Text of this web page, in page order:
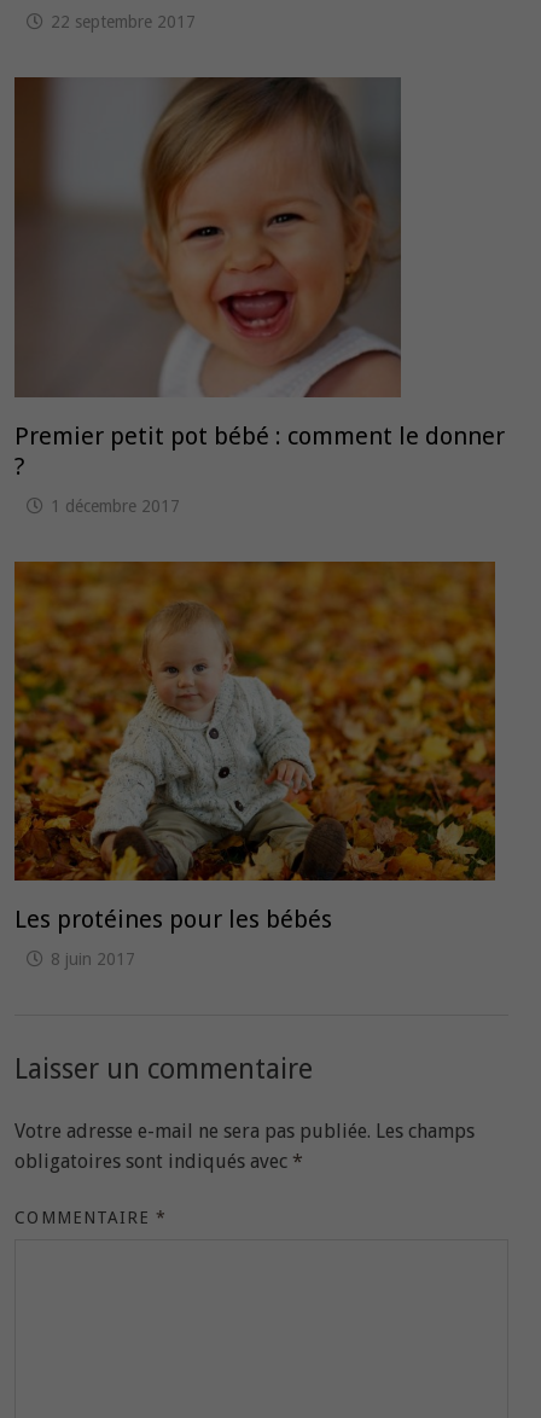
22 septembre 2017
Premier petit pot bébé : comment le donner
?
1 décembre 2017
Les protéines pour les bébés
8 juin 2017
Laisser un commentaire
Votre adresse e-mail ne sera pas publiée. Les champs
obligatoires sont indiqués avec *
COMMENTAIRE*